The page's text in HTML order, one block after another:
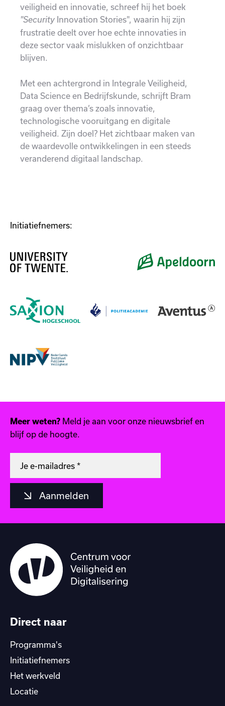
veiligheid en innovatie, schreef hij het boek
"Security Innovation Stories", waarin hij zijn
frustratie deelt over hoe echte innovaties in
deze sector vaak mislukken of onzichtbaar
blijven.
Met een achtergrond in Integrale Veiligheid,
Data Science en Bedrijfskunde, schrijft Bram
graag over thema’s zoals innovatie,
technologische vooruitgang en digitale
veiligheid. Zijn doel? Het zichtbaar maken van
de waardevolle ontwikkelingen in een steeds
veranderend digitaal landschap.
Initiatiefnemers:
Meer weten? Meld je aan voor onze nieuwsbrief en
blijf op de hoogte.
Aanmelden
Direct naar
Programma's
Initiatiefnemers
Het werkveld
Locatie